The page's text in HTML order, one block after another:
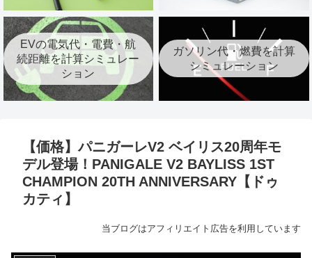
EVの電気代・電費・航
続距離を計算シミュレー
ション
ガソリン代・燃費を計算
シミュレーション
【価格】パニガーレV2 ベイリス20周年モ
デル登場！PANIGALE V2 BAYLISS 1ST
CHAMPION 20TH ANNIVERSARY【ドゥ
カティ】
当ブログはアフィリエイト広告を利用しています